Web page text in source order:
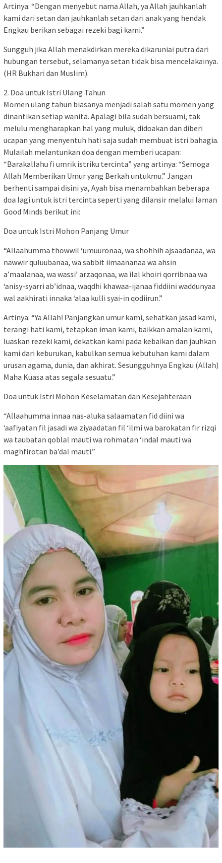
Artinya: “Dengan menyebut nama Allah, ya Allah jauhkanlah
kami dari setan dan jauhkanlah setan dari anak yang hendak
Engkau berikan sebagai rezeki bagi kami.”
Sungguh jika Allah menakdirkan mereka dikaruniai putra dari
hubungan tersebut, selamanya setan tidak bisa mencelakainya.
(HR Bukhari dan Muslim).
2. Doa untuk Istri Ulang Tahun
Momen ulang tahun biasanya menjadi salah satu momen yang
dinantikan setiap wanita. Apalagi bila sudah bersuami, tak
melulu mengharapkan hal yang muluk, didoakan dan diberi
ucapan yang menyentuh hati saja sudah membuat istri bahagia.
Mulailah melantunkan doa dengan memberi ucapan:
“Barakallahu fi umrik istriku tercinta” yang artinya: “Semoga
Allah Memberikan Umur yang Berkah untukmu.” Jangan
berhenti sampai disini ya, Ayah bisa menambahkan beberapa
doa lagi untuk istri tercinta seperti yang dilansir melalui laman
Good Minds berikut ini:
Doa untuk Istri Mohon Panjang Umur
“Allaahumma thowwil ‘umuuronaa, wa shohhih ajsaadanaa, wa
nawwir quluubanaa, wa sabbit iimaananaa wa ahsin
a’maalanaa, wa wassi’ arzaqonaa, wa ilal khoiri qorribnaa wa
‘anisy-syarri ab’idnaa, waqdhi khawaa-ijanaa fiddiini waddunyaa
wal aakhirati innaka ‘alaa kulli syai-in qodiirun.”
Artinya: “Ya Allah! Panjangkan umur kami, sehatkan jasad kami,
terangi hati kami, tetapkan iman kami, baikkan amalan kami,
luaskan rezeki kami, dekatkan kami pada kebaikan dan jauhkan
kami dari keburukan, kabulkan semua kebutuhan kami dalam
urusan agama, dunia, dan akhirat. Sesungguhnya Engkau (Allah)
Maha Kuasa atas segala sesuatu.”
Doa untuk Istri Mohon Keselamatan dan Kesejahteraan
“Allaahumma innaa nas-aluka salaamatan fid diini wa
‘aafiyatan fil jasadi wa ziyaadatan fil ‘ilmi wa barokatan fir rizqi
wa taubatan qoblal mauti wa rohmatan ‘indal mauti wa
maghfirotan ba’dal mauti.”